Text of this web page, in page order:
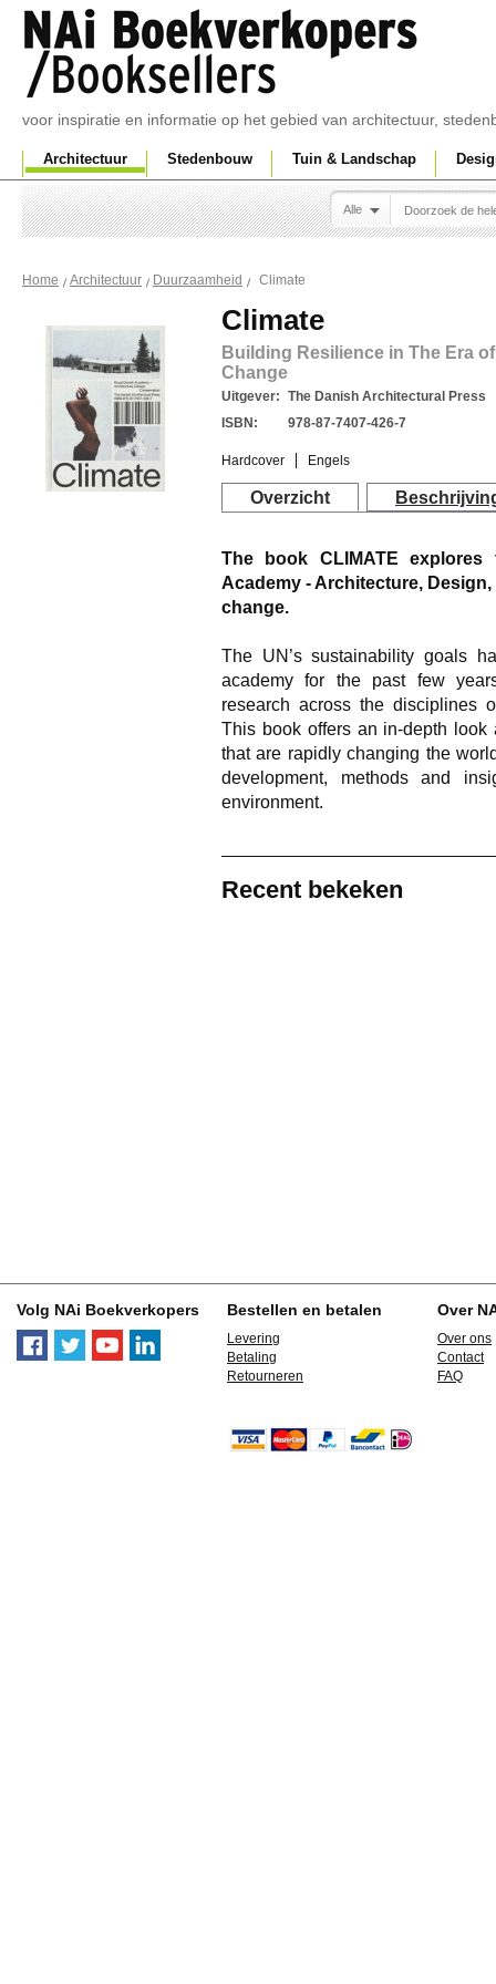
voor inspiratie en informatie op het gebied van architectuur,
Architectuur Stedenbouw Tuin & Landschap
Alle
Home Architectuur Duurzaamheid Climate
Climate
Building Resilience in The Era
Change
Uitgever: The Danish Architectural Press
ISBN:
978-87-7407-426-7
Hardcover Engels
Overzicht
The book CLIMATE
Academy - Architecture,
change.
The UN’s sustainability goals
academy for the past few
research across the disciplines
This book offers an in-depth
that are rapidly changing the
development, methods and
environment.
Recent bekeken
Volg NAi Boekverkopers Bestellen en betalen
Levering
Betaling
Retourneren
Over
Over ons
Contact
FAQ